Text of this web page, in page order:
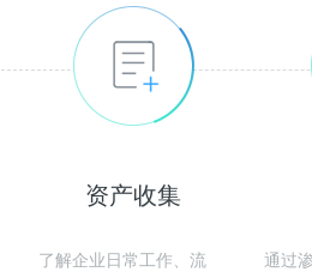
资产收集
了解企业日常工作、流
通过